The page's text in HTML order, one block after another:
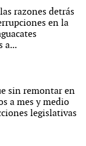
razones detrás
en la
a...
sin remontar en
a mes y medio
legislativas